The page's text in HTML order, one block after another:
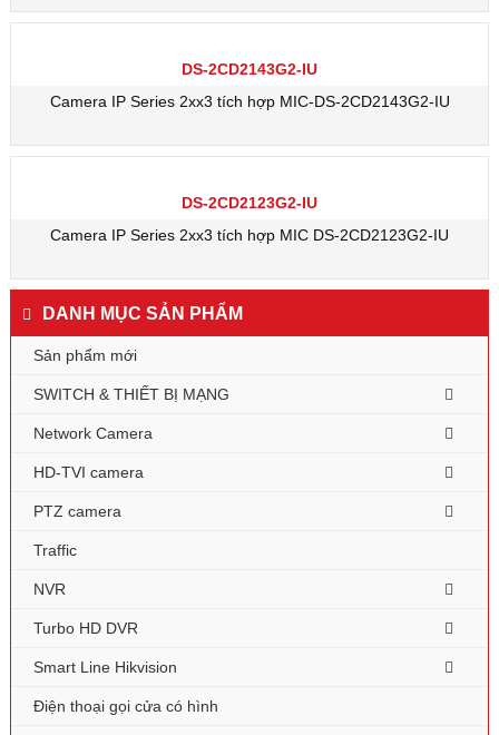
DS-2CD2143G2-IU
Camera IP Series 2xx3 tích hợp MIC-DS-2CD2143G2-IU
DS-2CD2123G2-IU
Camera IP Series 2xx3 tích hợp MIC DS-2CD2123G2-IU
DANH MỤC SẢN PHẨM
Sản phẩm mới
SWITCH & THIẾT BỊ MẠNG
Network Camera
HD-TVI camera
PTZ camera
Traffic
NVR
Turbo HD DVR
Smart Line Hikvision
Điện thoại gọi cửa có hình